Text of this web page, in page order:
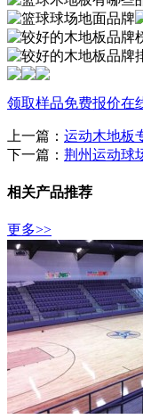
领取样品免费报价在
上一篇： 运动木地板
下一篇： 荆州运动球
相关产品推荐
更多>>